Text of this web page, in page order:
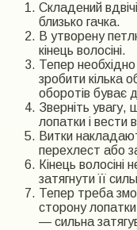
Складений
близько гачка.
В утворену
кінець волосіні.
Тепер необхідно
зробити кілька
оборотів буває
Зверніть увагу,
лопатки і вести
Витки
перехлест або
Кінець волосіні
затягнути її
Тепер треба
сторону
— сильна